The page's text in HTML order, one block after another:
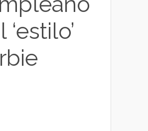
‘estilo’